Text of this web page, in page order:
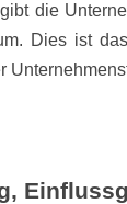
die
Dies ist